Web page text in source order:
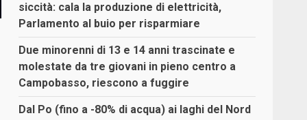
siccità: cala la produzione di elettricità,
Parlamento al buio per risparmiare
Due minorenni di 13 e 14 anni trascinate e
molestate da tre giovani in pieno centro a
Campobasso, riescono a fuggire
Dal Po (fino a -80% di acqua) ai laghi del Nord